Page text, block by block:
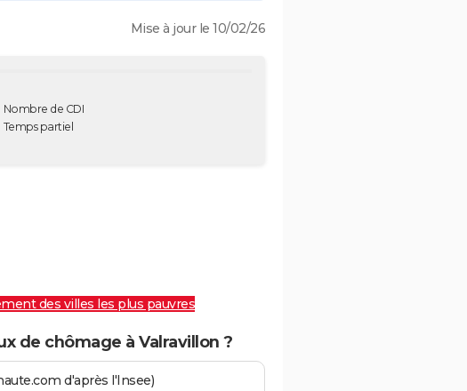
Mise à jour le 10/02/26
Nombre de CDI
Temps partiel
des villes les plus pauvres
de chômage à Valravillon ?
d'après l'Insee)